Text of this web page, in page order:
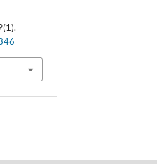
(1).